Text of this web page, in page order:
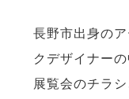
長野市出身の
クデザイナー
展覧会のチラ